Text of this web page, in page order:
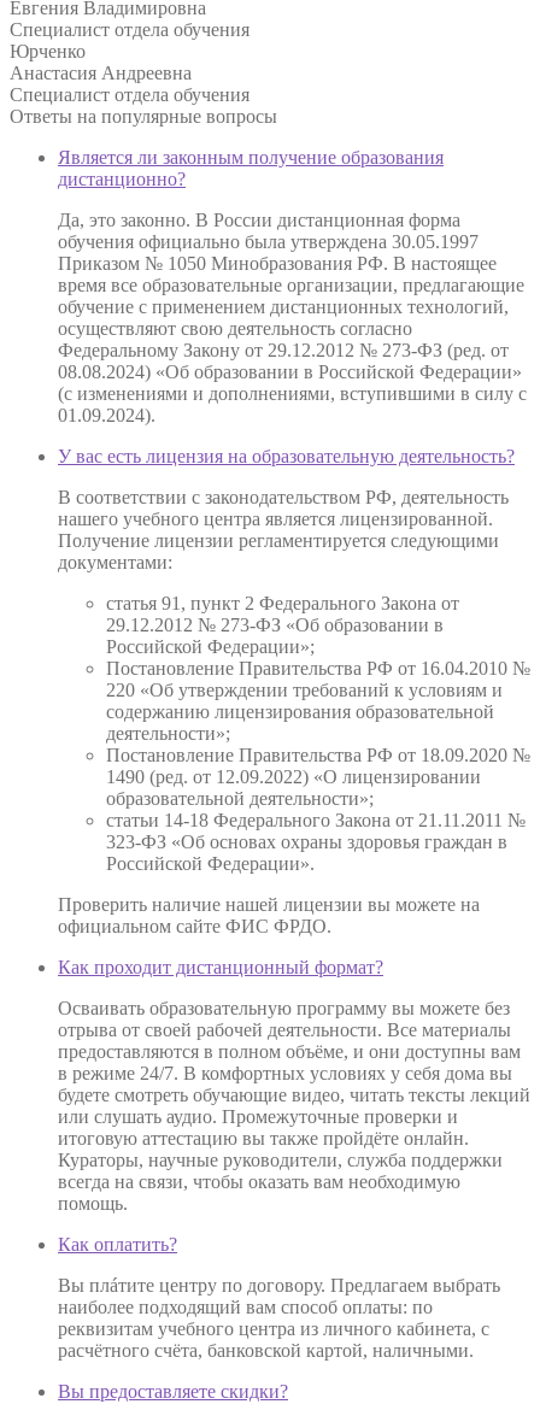
Евгения Владимировна
Специалист отдела обучения
Юрченко
Анастасия Андреевна
Специалист отдела обучения
Ответы на популярные вопросы
Является ли законным получение образования
дистанционно?
Да, это законно. В России дистанционная форма
обучения официально была утверждена 30.05.1997
Приказом № 1050 Минобразования РФ. В настоящее
время все образовательные организации, предлагающие
обучение с применением дистанционных технологий,
осуществляют свою деятельность согласно
Федеральному Закону от 29.12.2012 № 273-ФЗ (ред. от
08.08.2024) «Об образовании в Российской Федерации»
(с изменениями и дополнениями, вступившими в силу с
01.09.2024).
У вас есть лицензия на образовательную деятельность?
В соответствии с законодательством РФ, деятельность
нашего учебного центра является лицензированной.
Получение лицензии регламентируется следующими
документами:
статья 91, пункт 2 Федерального Закона от
29.12.2012 № 273-ФЗ «Об образовании в
Российской Федерации»;
Постановление Правительства РФ от 16.04.2010 №
220 «Об утверждении требований к условиям и
содержанию лицензирования образовательной
деятельности»;
Постановление Правительства РФ от 18.09.2020 №
1490 (ред. от 12.09.2022) «О лицензировании
образовательной деятельности»;
статьи 14-18 Федерального Закона от 21.11.2011 №
323-ФЗ «Об основах охраны здоровья граждан в
Российской Федерации».
Проверить наличие нашей лицензии вы можете на
официальном сайте ФИС ФРДО.
Как проходит дистанционный формат?
Осваивать образовательную программу вы можете без
отрыва от своей рабочей деятельности. Все материалы
предоставляются в полном объёме, и они доступны вам
в режиме 24/7. В комфортных условиях у себя дома вы
будете смотреть обучающие видео, читать тексты лекций
или слушать аудио. Промежуточные проверки и
итоговую аттестацию вы также пройдёте онлайн.
Кураторы, научные руководители, служба поддержки
всегда на связи, чтобы оказать вам необходимую
помощь.
Как оплатить?
Вы плáтите центру по договору. Предлагаем выбрать
наиболее подходящий вам способ оплаты: по
реквизитам учебного центра из личного кабинета, с
расчётного счёта, банковской картой, наличными.
Вы предоставляете скидки?